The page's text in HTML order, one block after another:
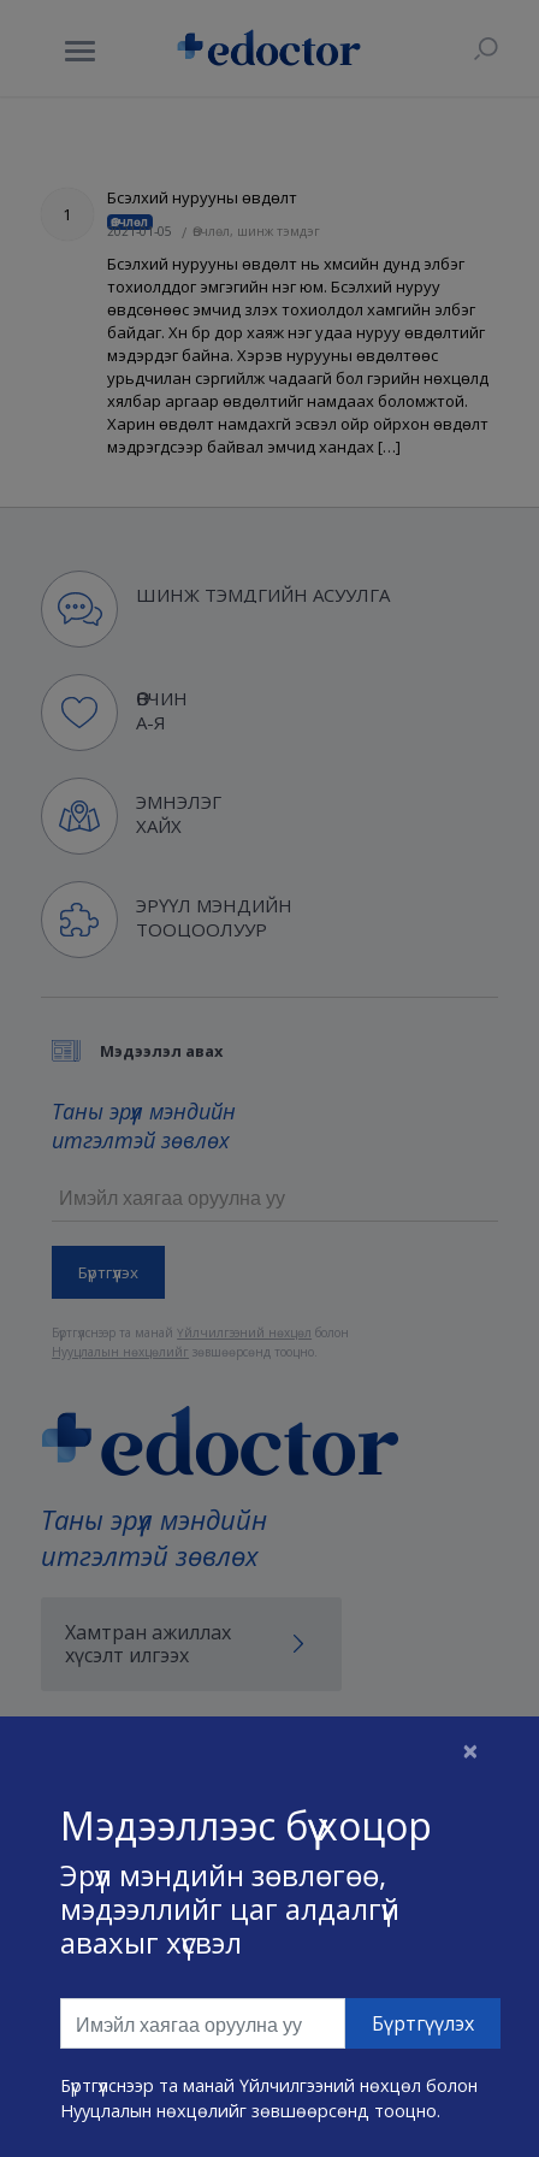
1
Бүсэлхий нурууны өвдөлт
Өвчлөл
2021-01-05 / Өвчлөл, шинж тэмдэг
Бүсэлхий нурууны өвдөлт нь хүмүүсийн дунд элбэг
тохиолддог эмгэгийн нэг юм. Бүсэлхий нуруу
өвдсөнөөс эмчид үзүүлэх тохиолдол хамгийн элбэг
байдаг. Хүн бүр дор хаяж нэг удаа нуруу өвдөлтийг
мэдэрдэг байна. Хэрэв нурууны өвдөлтөөс
урьдчилан сэргийлж чадаагүй бол гэрийн нөхцөлд
хялбар аргаар өвдөлтийг намдаах боломжтой.
Харин өвдөлт намдахгүй эсвэл ойр ойрхон өвдөлт
мэдрэгдсээр байвал эмчид хандах […]
×
Мэдээллээс бүү хоцор
Эрүүл мэндийн зөвлөгөө,
мэдээллийг цаг алдалгүй
авахыг хүсвэл
Бүртгүүлснээр та манай Үйлчилгээний нөхцөл болон
Нууцлалын нөхцөлийг зөвшөөрсөнд тооцно.
ШИНЖ ТЭМДГИЙН АСУУЛГА
ӨВЧИН
А-Я
ЭМНЭЛЭГ
ХАЙХ
ЭРҮҮЛ МЭНДИЙН
ТООЦООЛУУР
Таны эрүүл мэндийн
итгэлтэй зөвлөх
Хамтран ажиллах
хүсэлт илгээх
Үйлчилгээний нөхцөл
Нууц хадгалах тухай
Холбоо барих
Өвчин А-Я
Эмнэлэг хайх
Эрүүл мэндийн хэрэгслүүд
Мэдээлэл авах
Таны эрүүл мэндийн
итгэлтэй зөвлөх
Бүртгүүлснээр та манайҮйлчилгээний нөхцөл болон
Нууцлалын нөхцөлийг зөвшөөрсөнд тооцно.